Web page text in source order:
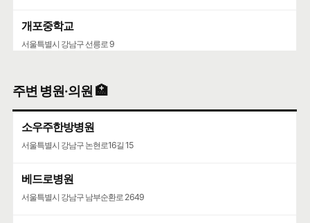
개포중학교
서울특별시 강남구 선릉로 9
주변 병원·의원 🏥
소우주한방병원
서울특별시 강남구 논현로16길 15
베드로병원
서울특별시 강남구 남부순환로 2649